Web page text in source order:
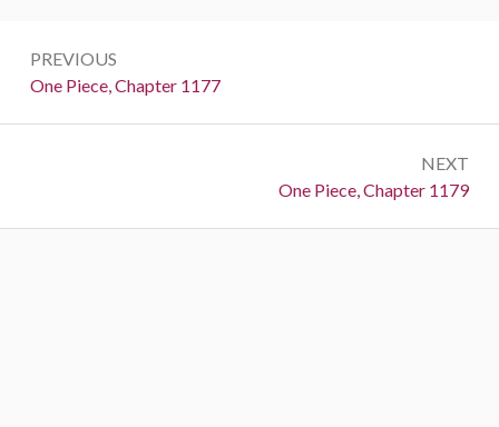
navigation
PREVIOUS
Previous:
One Piece, Chapter 1177
NEXT
Next:
One Piece, Chapter 1179